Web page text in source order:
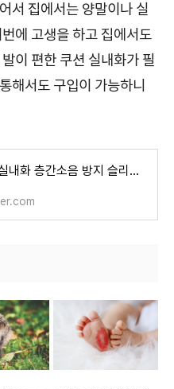
서 집에서는 양말이나 실
에 고생을 하고 집에서도
이 편한 쿠션 실내화가 필
해서도 구입이 가능하니
발이 편한 쿠션 실내화 층간소음 방지 슬리퍼 집들이 선물 : 봄날엔마켓